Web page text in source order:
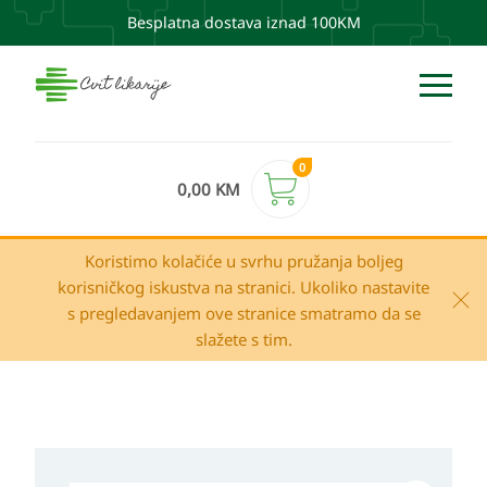
Besplatna dostava iznad 100KM
0,00 KM
0
Koristimo kolačiće u svrhu pružanja boljeg
korisničkog iskustva na stranici. Ukoliko nastavite
s pregledavanjem ove stranice smatramo da se
slažete s tim.